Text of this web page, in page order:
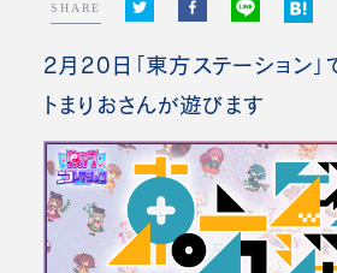
SHARE
2月20日「東方ステーション」
トまりおさんが遊びます